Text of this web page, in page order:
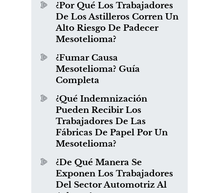
¿Por Qué Los Trabajadores
De Los Astilleros Corren Un
Alto Riesgo De Padecer
Mesotelioma?
¿Fumar Causa
Mesotelioma? Guía
Completa
¿Qué Indemnización
Pueden Recibir Los
Trabajadores De Las
Fábricas De Papel Por Un
Mesotelioma?
¿De Qué Manera Se
Exponen Los Trabajadores
Del Sector Automotriz Al